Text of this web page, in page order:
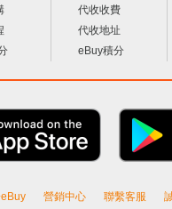
代收收費
代收地址
eBuy積分
營銷中心 聯繫客服